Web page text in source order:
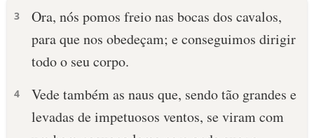
3
Ora, nós pomos freio nas bocas dos cavalos,
para que nos obedeçam; e conseguimos dirigir
todo o seu corpo.
4
Vede também as naus que, sendo tão grandes e
levadas de impetuosos ventos, se viram com